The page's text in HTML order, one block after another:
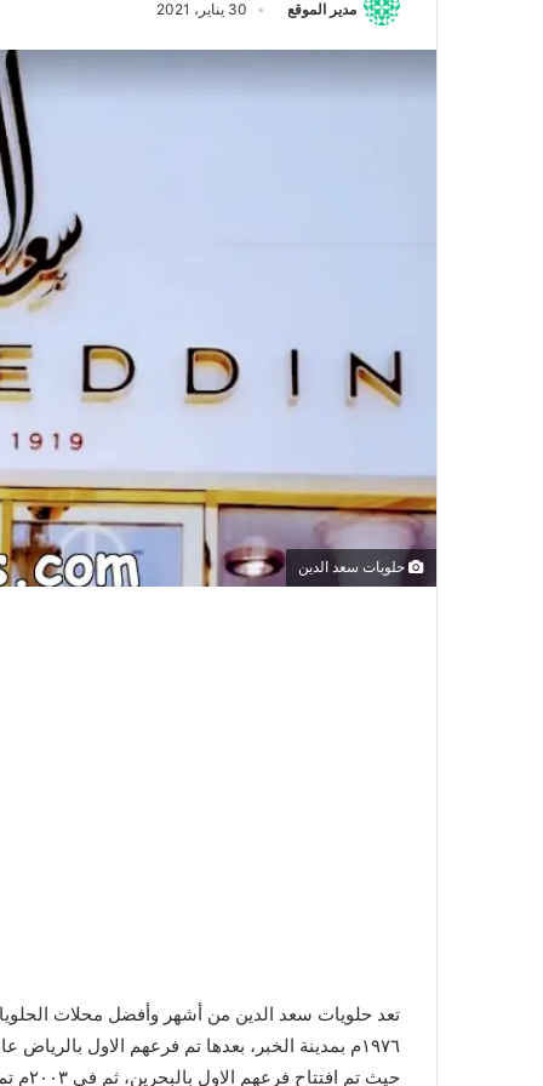
مدير الموقع 30 يناير، 2021
حلويات سعد الدين